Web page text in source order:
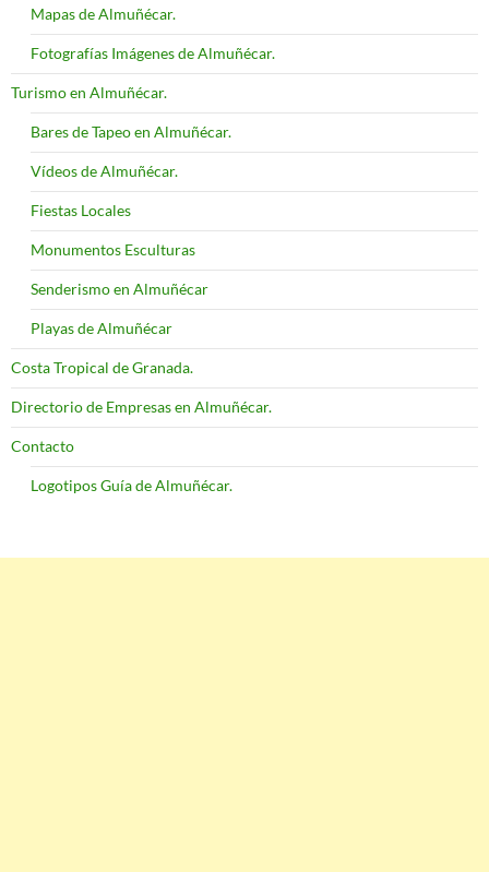
Mapas de Almuñécar.
Fotografías Imágenes de Almuñécar.
Turismo en Almuñécar.
Bares de Tapeo en Almuñécar.
Vídeos de Almuñécar.
Fiestas Locales
Monumentos Esculturas
Senderismo en Almuñécar
Playas de Almuñécar
Costa Tropical de Granada.
Directorio de Empresas en Almuñécar.
Contacto
Logotipos Guía de Almuñécar.